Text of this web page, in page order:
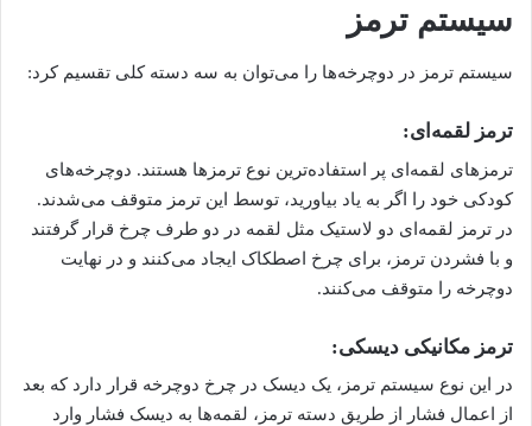
سیستم ترمز
سیستم ترمز در دوچرخه‌ها را می‌توان به سه دسته کلی تقسیم کرد:
ترمز لقمه‌ای:
ترمزهای لقمه‌ای پر استفاده‌ترین نوع ترمزها هستند. دوچرخه‌های
کودکی خود را اگر به یاد بیاورید، توسط این ترمز متوقف می‌شدند.
در ترمز لقمه‌ای دو لاستیک مثل لقمه در دو طرف چرخ قرار گرفتند
و با فشردن ترمز، برای چرخ اصطکاک ایجاد می‌کنند و در نهایت
دوچرخه را متوقف می‌کنند.
ترمز مکانیکی دیسکی:
در این نوع سیستم ترمز، یک دیسک در چرخ دوچرخه قرار دارد که بعد
از اعمال فشار از طریق دسته ترمز، لقمه‌ها به دیسک فشار وارد